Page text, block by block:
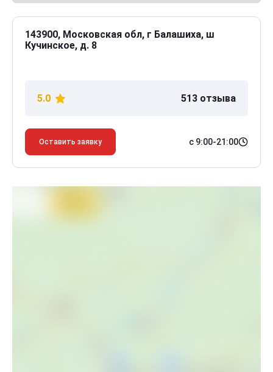
143900, Московская обл, г Балашиха, ш
Кучинское, д. 8
5.0 513 отзыва
Оставить заявку с 9:00-21:00